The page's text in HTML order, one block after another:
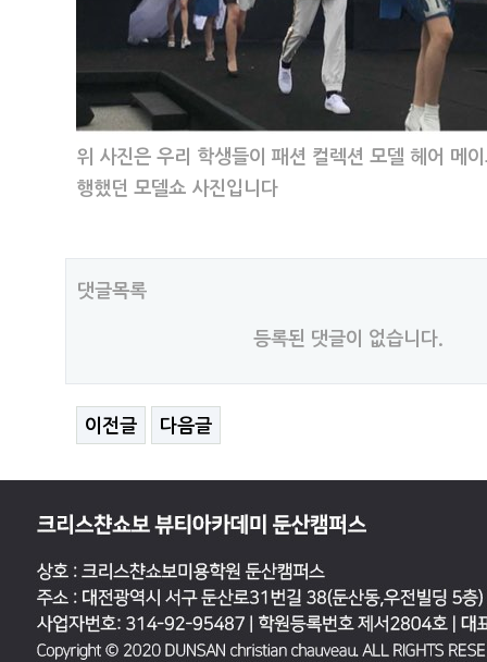
위 사진은 우리 학생들이 패션 컬렉션 모델 헤어 메
행했던 모델쇼 사진입니다
댓글목록
등록된 댓글이 없습니다.
이전글 다음글